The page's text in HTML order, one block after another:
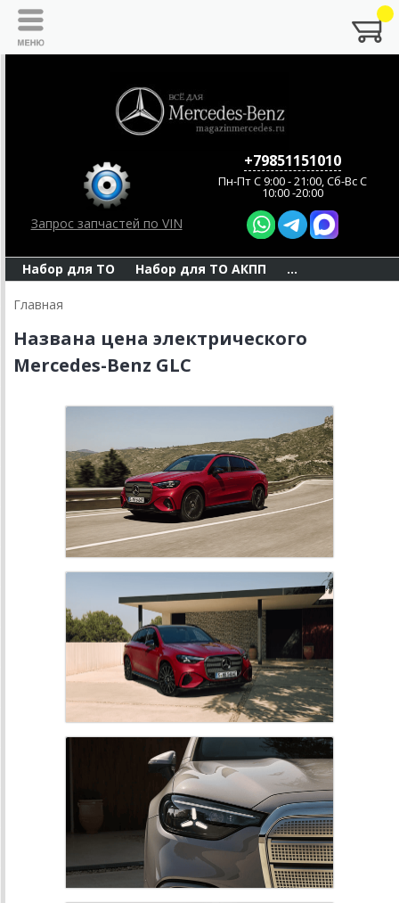
Запрос запчастей по VIN
+79851151010
Пн-Пт C 9:00 - 21:00, Сб-Вс С
10:00 -20:00
Набор для ТО Набор для ТО АКПП ...
Главная
Названа цена электрического
Mercedes-Benz GLC